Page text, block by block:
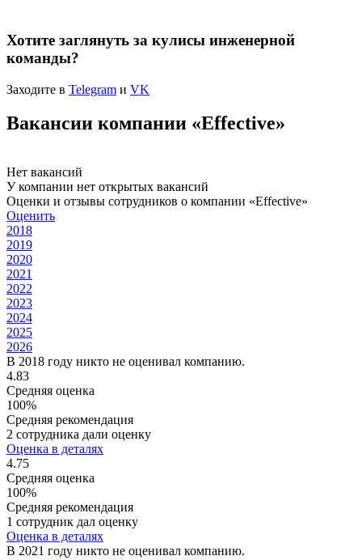
Хотите заглянуть за кулисы инженерной
команды?
Заходите в Telegram и VK
Вакансии компании «Effective»
Нет вакансий
У компании нет открытых вакансий
Оценки и отзывы сотрудников о компании «Effective»
Оценить
2018
2019
2020
2021
2022
2023
2024
2025
2026
В 2018 году никто не оценивал компанию.
4.83
Средняя оценка
100%
Средняя рекомендация
2 сотрудника дали оценку
Оценка в деталях
4.75
Средняя оценка
100%
Средняя рекомендация
1 сотрудник дал оценку
Оценка в деталях
В 2021 году никто не оценивал компанию.